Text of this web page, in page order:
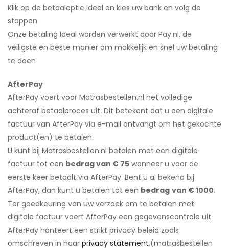
Klik op de betaaloptie Ideal en kies uw bank en volg de
stappen
Onze betaling Ideal worden verwerkt door Pay.nl, de
veiligste en beste manier om makkelijk en snel uw betaling
te doen
AfterPay
AfterPay voert voor Matrasbestellen.nl het volledige
achteraf betaalproces uit. Dit betekent dat u een digitale
factuur van AfterPay via e-mail ontvangt om het gekochte
product(en) te betalen.
U kunt bij Matrasbestellen.nl betalen met een digitale
factuur tot een bedrag van € 75 wanneer u voor de
eerste keer betaalt via AfterPay. Bent u al bekend bij
AfterPay, dan kunt u betalen tot een bedrag van € 1000.
Ter goedkeuring van uw verzoek om te betalen met
digitale factuur voert AfterPay een gegevenscontrole uit.
AfterPay hanteert een strikt privacy beleid zoals
omschreven in haar privacy statement.(matrasbestellen